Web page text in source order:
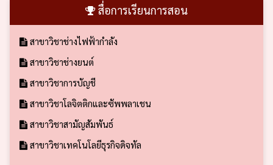
สื่อการเรียนการสอน
สาขาวิชาช่างไฟฟ้ากำลัง
สาขาวิชาช่างยนต์
สาขาวิชาการบัญชี
สาขาวิชาโลจิตติกและซัพพลาเชน
สาขาวิชาสามัญสัมพันธ์
สาขาวิชาเทคโนโลยีธุรกิจดิจทัล